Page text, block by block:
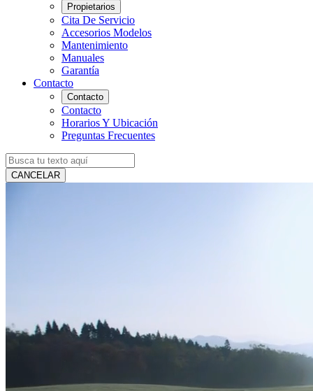
Propietarios
Cita De Servicio
Accesorios Modelos
Mantenimiento
Manuales
Garantía
Contacto
Contacto
Contacto
Horarios Y Ubicación
Preguntas Frecuentes
CANCELAR